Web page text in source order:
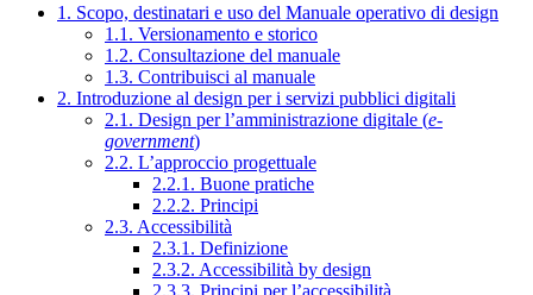
1. Scopo, destinatari e uso del Manuale operativo di design
1.1. Versionamento e storico
1.2. Consultazione del manuale
1.3. Contribuisci al manuale
2. Introduzione al design per i servizi pubblici digitali
2.1. Design per l’amministrazione digitale (e-
government)
2.2. L’approccio progettuale
2.2.1. Buone pratiche
2.2.2. Principi
2.3. Accessibilità
2.3.1. Definizione
2.3.2. Accessibilità by design
2.3.3. Principi per l’accessibilità